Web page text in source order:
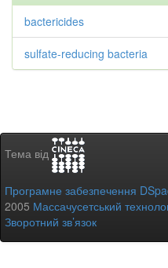
bactericides
sulfate-reducing bacteria
Тема від
Програмне забезпечення
2005 Массачусетський
Зворотний зв’язок